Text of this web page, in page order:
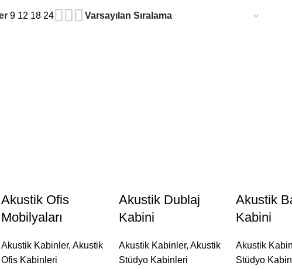
9 12 18 24
Akustik Ofis
Mobilyaları
Akustik Kabinler, Akustik
Ofis Kabinleri
Akustik Dublaj
Kabini
Akustik Kabinler, Akustik
Stüdyo Kabinleri
Akustik
Kabini
Akustik
Stüdyo